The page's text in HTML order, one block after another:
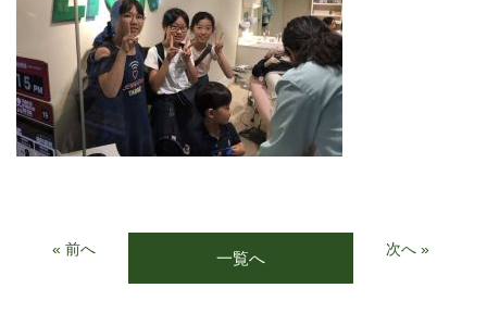
« 前へ 一覧へ 次へ »